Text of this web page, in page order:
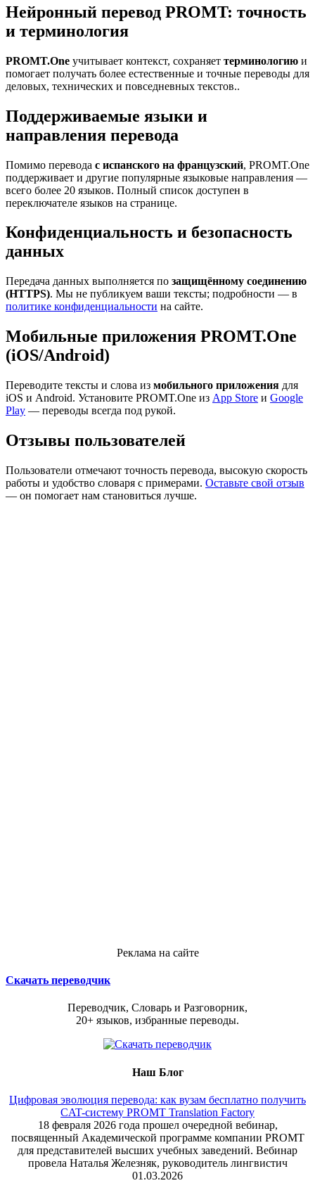
Нейронный перевод PROMT: точность
и терминология
PROMT.One учитывает контекст, сохраняет терминологию и
помогает получать более естественные и точные переводы для
деловых, технических и повседневных текстов..
Поддерживаемые языки и
направления перевода
Помимо перевода с испанского на французский, PROMT.One
поддерживает и другие популярные языковые направления —
всего более 20 языков. Полный список доступен в
переключателе языков на странице.
Конфиденциальность и безопасность
данных
Передача данных выполняется по защищённому соединению
(HTTPS). Мы не публикуем ваши тексты; подробности — в
политике конфиденциальности на сайте.
Мобильные приложения PROMT.One
(iOS/Android)
Переводите тексты и слова из мобильного приложения для
iOS и Android. Установите PROMT.One из App Store и Google
Play — переводы всегда под рукой.
Отзывы пользователей
Пользователи отмечают точность перевода, высокую скорость
работы и удобство словаря с примерами. Оставьте свой отзыв
— он помогает нам становиться лучше.
Реклама на сайте
Скачать переводчик
Переводчик, Словарь и Разговорник,
20+ языков, избранные переводы.
Наш Блог
Цифровая эволюция перевода: как вузам бесплатно получить
CAT-систему PROMT Translation Factory
18 февраля 2026 года прошел очередной вебинар,
посвященный Академической программе компании PROMT
для представителей высших учебных заведений. Вебинар
провела Наталья Железняк, руководитель лингвистич
01.03.2026